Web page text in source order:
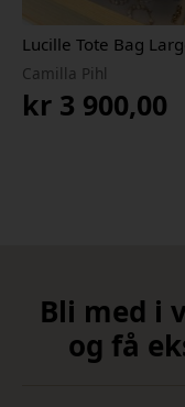
Lucille Tote Bag
Camilla Pihl
kr 3 900,00
Bli med i
og få